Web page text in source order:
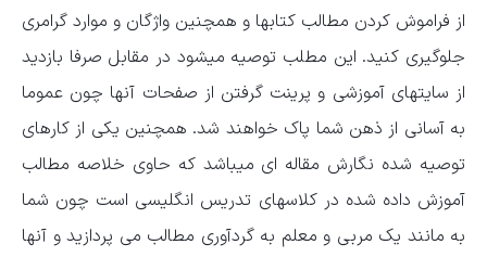
از فراموش کردن مطالب کتابها و همچنین واژگان و موارد گرامری
جلوگیری کنید. این مطلب توصیه میشود در مقابل صرفا بازدید
از سایتهای آموزشی و پرینت گرفتن از صفحات آنها چون عموما
به آسانی از ذهن شما پاک خواهند شد. همچنین یکی از کارهای
توصیه شده نگارش مقاله ای میباشد که حاوی خلاصه مطالب
آموزش داده شده در کلاسهای تدریس انگلیسی است چون شما
به مانند یک مربی و معلم به گردآوری مطالب می پردازید و آنها